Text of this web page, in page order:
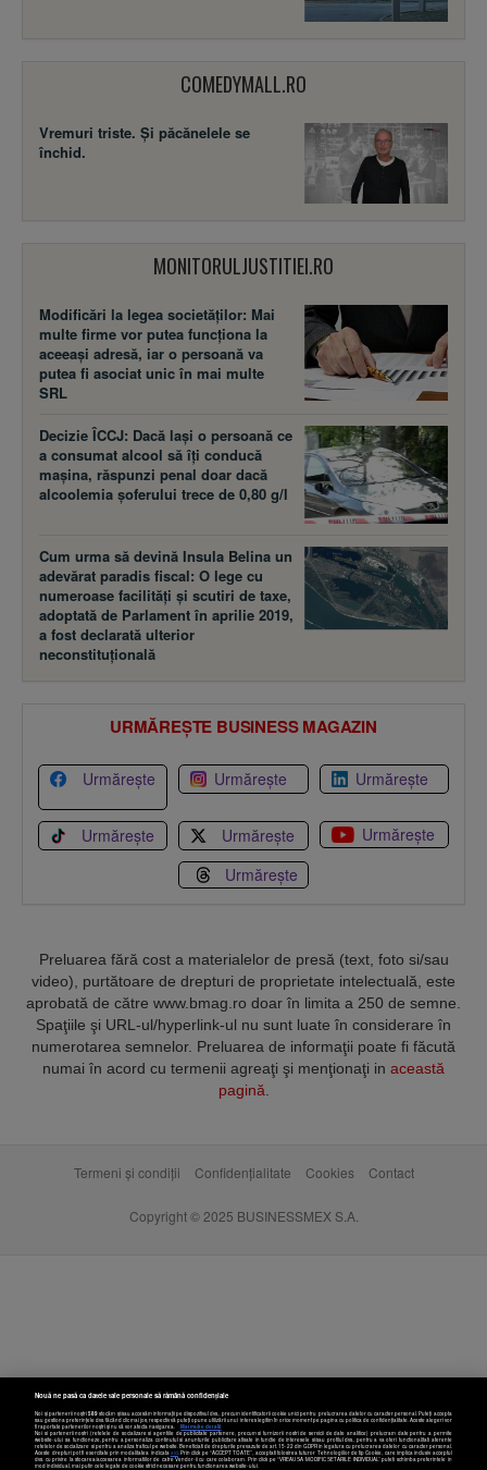
COMEDYMALL.RO
Vremuri triste. Şi păcănelele se
închid.
MONITORULJUSTITIEI.RO
Modificări la legea societăţilor: Mai
multe firme vor putea funcţiona la
aceeaşi adresă, iar o persoană va
putea fi asociat unic în mai multe
SRL
Decizie ÎCCJ: Dacă laşi o persoană ce
a consumat alcool să îţi conducă
maşina, răspunzi penal doar dacă
alcoolemia şoferului trece de 0,80 g/l
Cum urma să devină Insula Belina un
adevărat paradis fiscal: O lege cu
numeroase facilităţi şi scutiri de taxe,
adoptată de Parlament în aprilie 2019,
a fost declarată ulterior
neconstituţională
URMĂREȘTE BUSINESS MAGAZIN
Urmărește Urmărește Urmărește
Urmărește Urmărește
Urmărește
Urmărește
Preluarea fără cost a materialelor de presă (text, foto si/sau
video), purtătoare de drepturi de proprietate intelectuală, este
aprobată de către www.bmag.ro doar în limita a 250 de semne.
Spaţiile şi URL-ul/hyperlink-ul nu sunt luate în considerare în
numerotarea semnelor. Preluarea de informaţii poate fi făcută
numai în acord cu termenii agreaţi şi menţionaţi in această
pagină
Termeni și condiții Confidențialitate Cookies Contact
Copyright © 2025 BUSINESSMEX S.A.
Nouă ne pasă ca datele tale personale să rămână confidențiale
Noi și partenerii noștri589stocăm și/sau accesăm informații pe dispozitivul dvs., precum identificatorii cookie unici pentru prelucrarea datelor cu caracter personal. Puteți accepta
sau gestiona preferințele dvs. făcând clic mai jos, respectiv vă puteți opune utilizării unui interes legitim în orice moment pe pagina cu politica de confidențialitate. Aceste alegeri vor
fi raportate partenerilor noștri și nu vă vor afecta navigarea.
Mai multe detalii
Noi si partenerii nostri (retelele de socializare si agentiile de publicitate partenere, precum si furnizorii nostri de servicii de date analitice) prelucram date pentru a permite
website-ului sa functioneze, pentru a personaliza continutul si anunturile publicitare afisate in functie de interesele si/sau profilul dvs., pentru a va oferi functionalitati aferente
retelelor de socializare si pentru a analiza traficul pe website. Beneficiati de drepturile prevazute de art. 15-22 din GDPR in legatura cu prelucrarea datelor cu caracter personal.
Aceste drepturi pot fi exercitate prin modalitatea indicataaici. Prin click pe “ACCEPT TOATE”, acceptati folosirea tuturor Tehnologiilor de tip Cookie, care implica inclusiv acceptul
dvs. cu privire la stocarea/accesarea informatiilor de catre Vendor-ii cu care colaboram. Prin click pe “VREAU SA MODIFIC SETARILE INDIVIDUAL” puteti schimba preferintele in
mod individual, mai putin cele legate de cookie strict necesare pentru functionarea website-ului.